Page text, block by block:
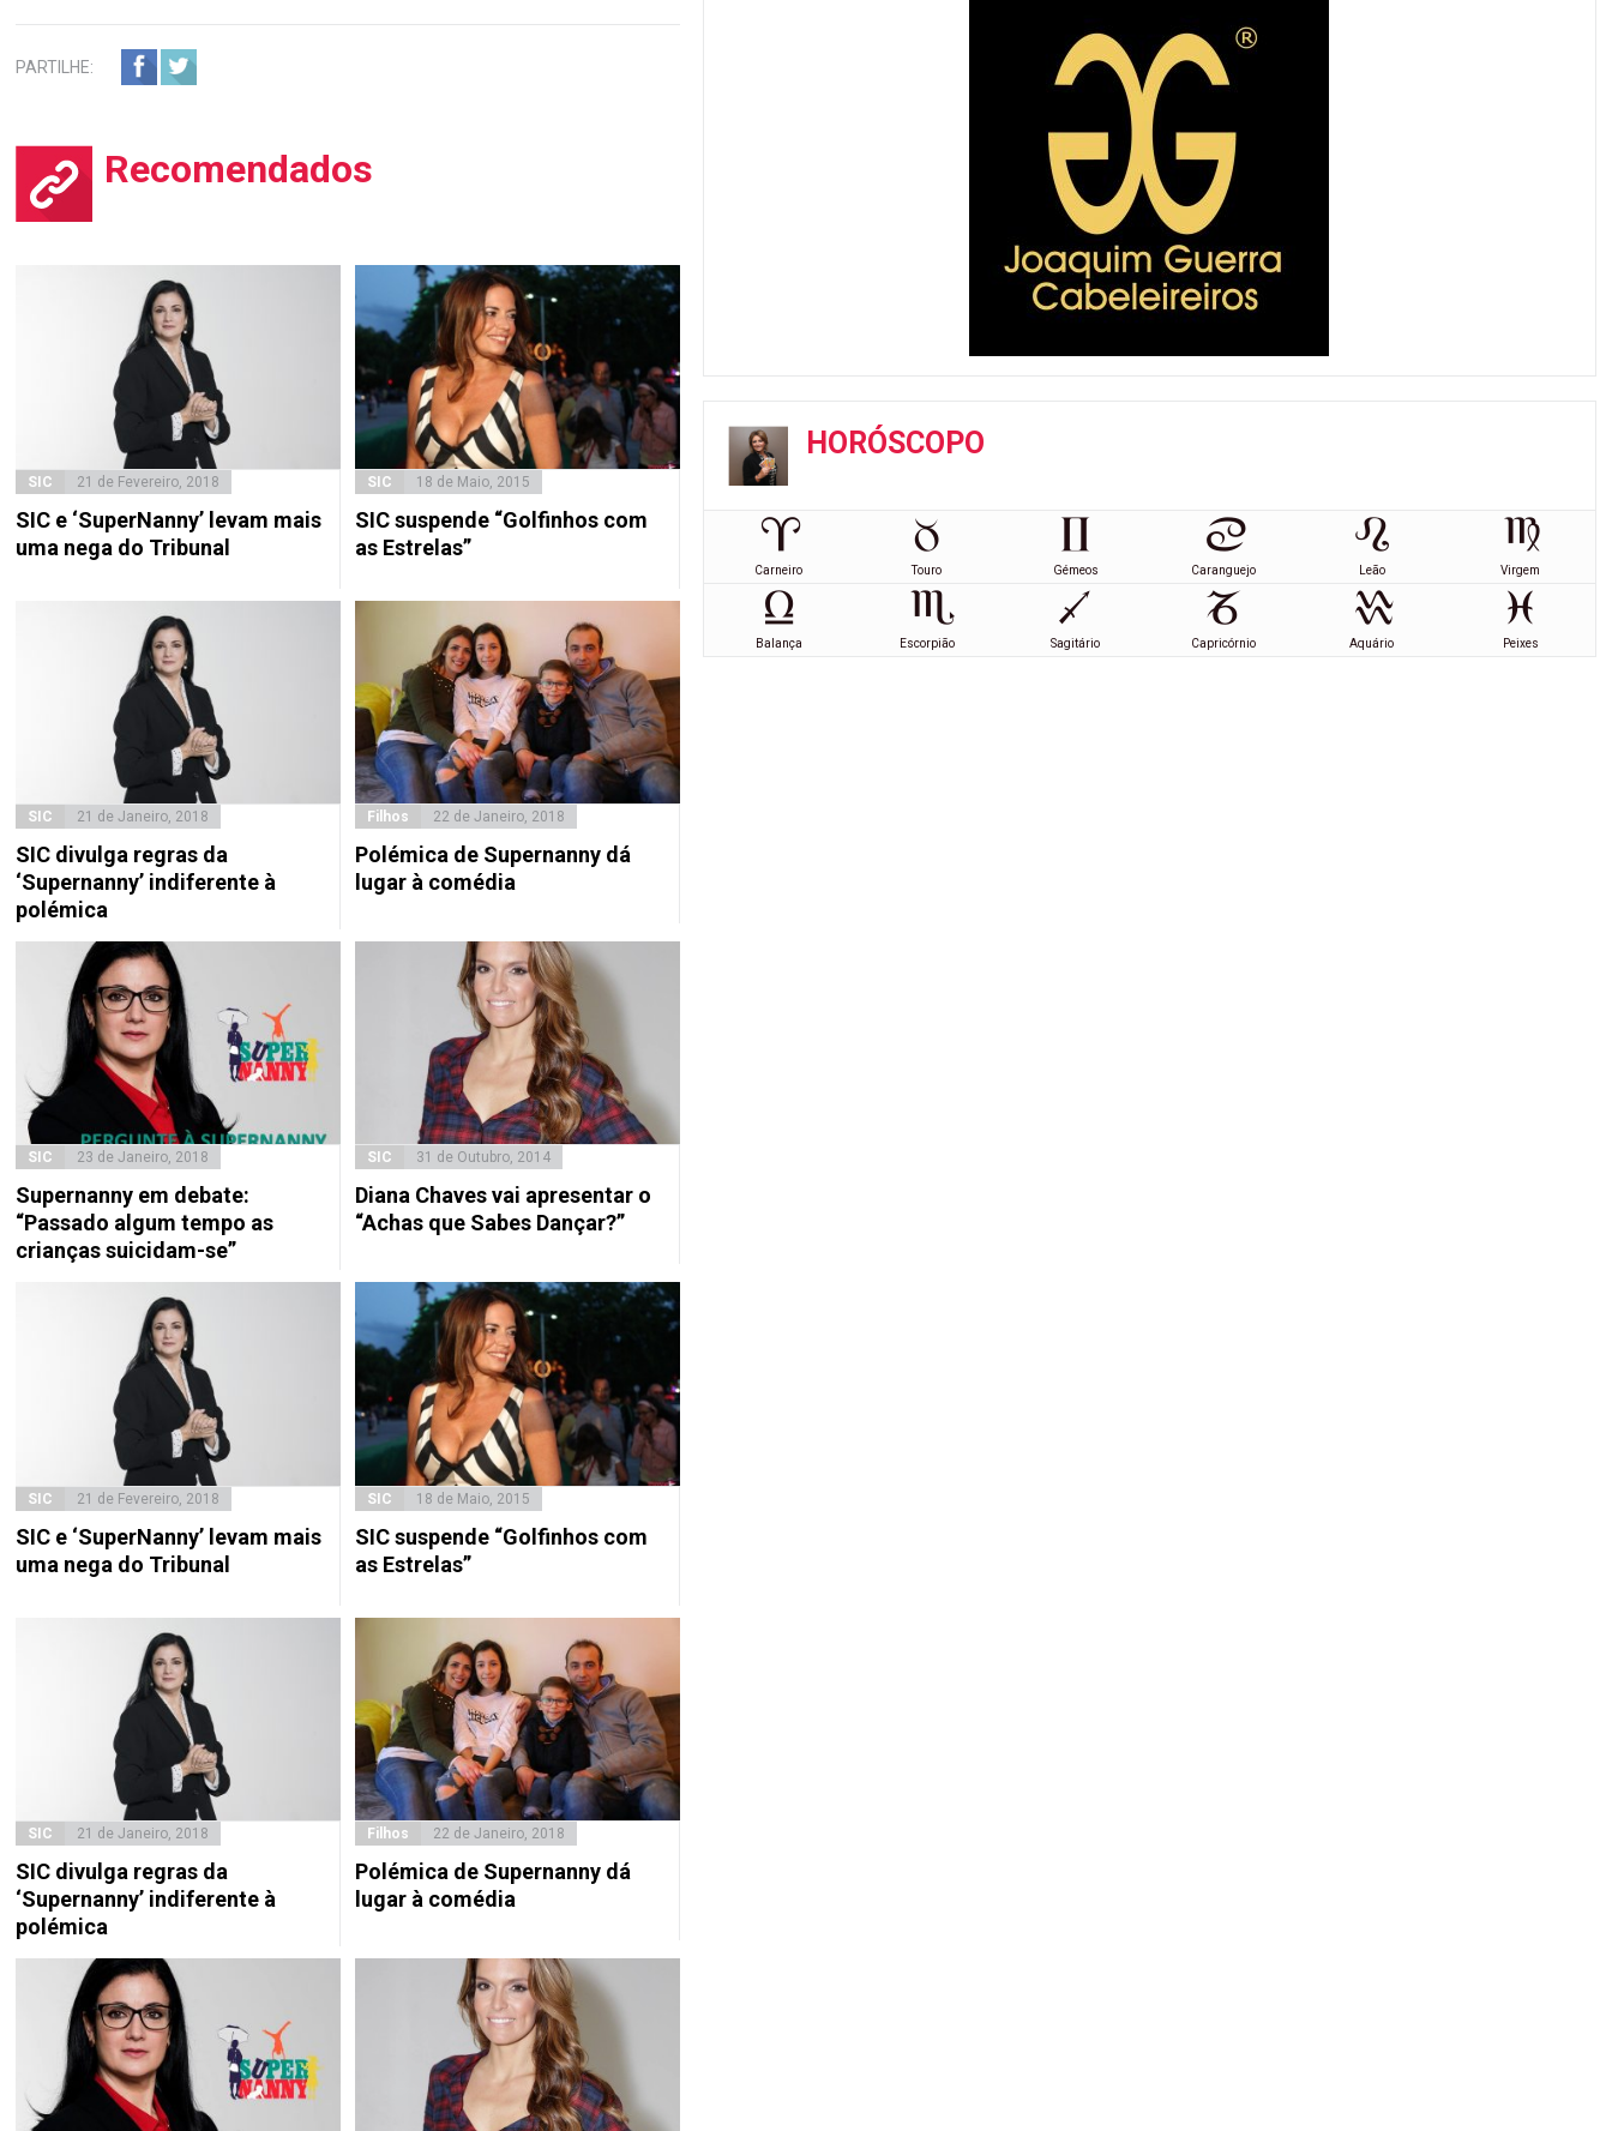
PARTILHE:
Recomendados
SIC 21 de Fevereiro, 2018
SIC e ‘SuperNanny’ levam mais
uma nega do Tribunal
SIC 18 de Maio, 2015
SIC suspende “Golfinhos com
as Estrelas”
SIC 21 de Janeiro, 2018
SIC divulga regras da
‘Supernanny’ indiferente à
polémica
Filhos 22 de Janeiro, 2018
Polémica de Supernanny dá
lugar à comédia
SIC 23 de Janeiro, 2018
Supernanny em debate:
“Passado algum tempo as
crianças suicidam-se”
SIC 31 de Outubro, 2014
Diana Chaves vai apresentar o
“Achas que Sabes Dançar?”
SIC 21 de Fevereiro, 2018
SIC e ‘SuperNanny’ levam mais
uma nega do Tribunal
SIC 18 de Maio, 2015
SIC suspende “Golfinhos com
as Estrelas”
SIC 21 de Janeiro, 2018
SIC divulga regras da
‘Supernanny’ indiferente à
polémica
Filhos 22 de Janeiro, 2018
Polémica de Supernanny dá
lugar à comédia
HORÓSCOPO
Carneiro Touro Gémeos Caranguejo Leão Virgem
Balança Escorpião Sagitário Capricórnio Aquário Peixes